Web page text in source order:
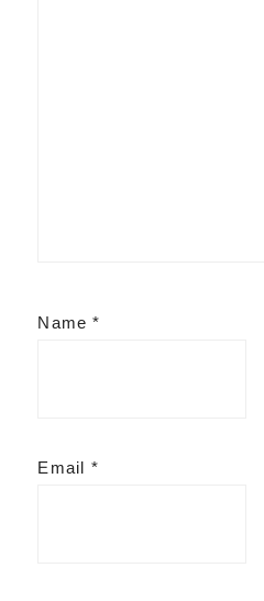
Name*
Email *